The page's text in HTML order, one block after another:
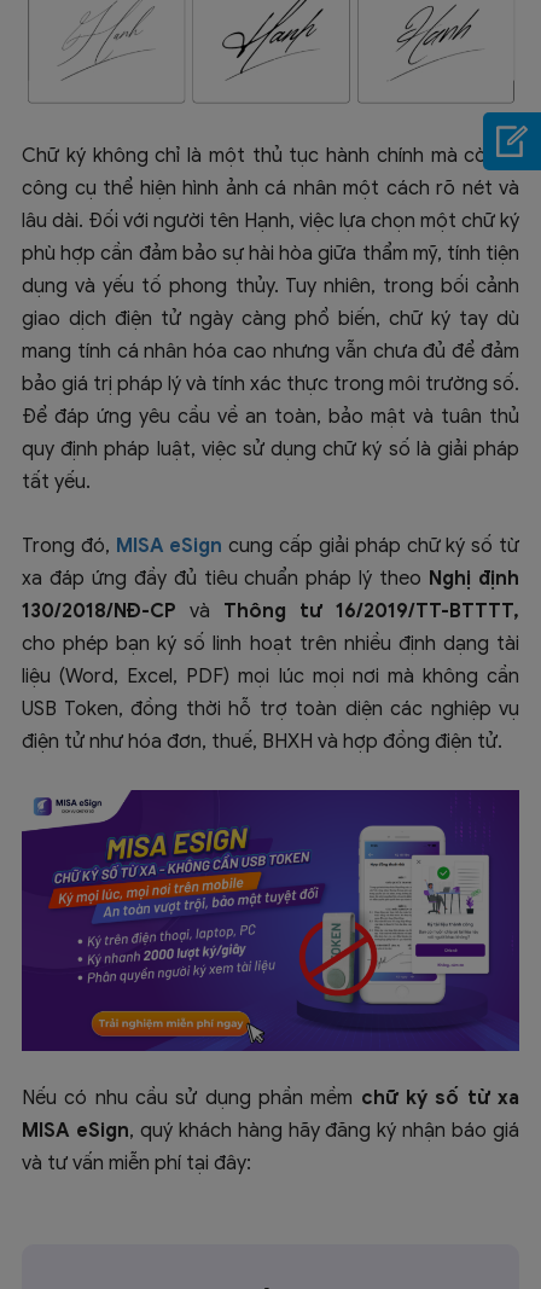
Chữ ký không chỉ là một thủ tục hành chính mà còn là
công cụ thể hiện hình ảnh cá nhân một cách rõ nét và
lâu dài. Đối với người tên Hạnh, việc lựa chọn một chữ ký
phù hợp cần đảm bảo sự hài hòa giữa thẩm mỹ, tính tiện
dụng và yếu tố phong thủy. Tuy nhiên, trong bối cảnh
giao dịch điện tử ngày càng phổ biến, chữ ký tay dù
mang tính cá nhân hóa cao nhưng vẫn chưa đủ để đảm
bảo giá trị pháp lý và tính xác thực trong môi trường số.
Để đáp ứng yêu cầu về an toàn, bảo mật và tuân thủ
quy định pháp luật, việc sử dụng chữ ký số là giải pháp
tất yếu.
Trong đó, MISA eSign cung cấp giải pháp chữ ký số từ
xa đáp ứng đầy đủ tiêu chuẩn pháp lý theo Nghị định
130/2018/NĐ-CP và Thông tư 16/2019/TT-BTTTT,
cho phép bạn ký số linh hoạt trên nhiều định dạng tài
liệu (Word, Excel, PDF) mọi lúc mọi nơi mà không cần
USB Token, đồng thời hỗ trợ toàn diện các nghiệp vụ
điện tử như hóa đơn, thuế, BHXH và hợp đồng điện tử.
Nếu có nhu cầu sử dụng phần mềm chữ ký số từ xa
MISA eSign, quý khách hàng hãy đăng ký nhận báo giá
và tư vấn miễn phí tại đây: